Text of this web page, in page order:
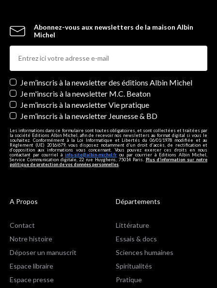
Abonnez-vous aux newsletters de la maison Albin
Michel
Newsletters
Je m’inscris à la newsletter des éditions Albin Michel
Je m'inscris à la newsletter M.C. Beaton
Je m’inscris à la newsletter Vie pratique
Je m’inscris à la newsletter Jeunesse & BD
Les informations dans ce formulaire sont toutes obligatoires, et sont collectées et traitées par
la société Editions Albin Michel, afin de recevoir nos newsletters au format digital si vous le
souhaitez. Conformément à la Loi Informatique et Libertés du 06/01/1978 modifiée et au
Règlement (UE) 2016/679, vous disposez notamment d'un droit d'accès, de rectification et
d’opposition aux informations vous concernant. Vous pouvez exercer ces droits en nous
contactant par courriel à info-site@albin-michel.fr ou par courrier à Editions Albin Michel,
Service Communication digitale, 22 rue Huyghens, 75014 Paris. Plus d’information sur notre
politique de protection de vos données personnelles
A Propos
Contact
Notre histoire
Déposer un manuscrit
Espace libraire
Espace presse
Départements
Littérature
Essais & docs
Sciences humaines
Spiritualités
Pratique